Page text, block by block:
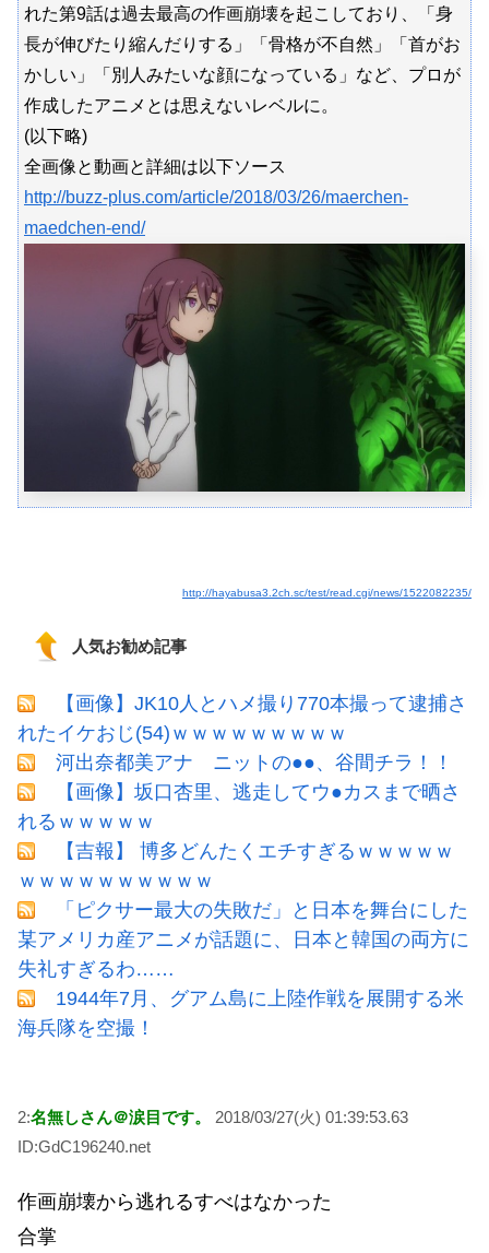
れた第9話は過去最高の作画崩壊を起こしており、「身
長が伸びたり縮んだりする」「骨格が不自然」「首がお
かしい」「別人みたいな顔になっている」など、プロが
作成したアニメとは思えないレベルに。
(以下略)
全画像と動画と詳細は以下ソース
http://buzz-plus.com/article/2018/03/26/maerchen-
maedchen-end/
http://hayabusa3.2ch.sc/test/read.cgi/news/1522082235/
人気お勧め記事
【画像】JK10人とハメ撮り770本撮って逮捕さ
れたイケおじ(54)ｗｗｗｗｗｗｗｗｗ
河出奈都美アナ ニットの●●、谷間チラ！！
【画像】坂口杏里、逃走してウ●カスまで晒さ
れるｗｗｗｗｗ
【吉報】 博多どんたくエチすぎるｗｗｗｗｗ
ｗｗｗｗｗｗｗｗｗｗ
「ピクサー最大の失敗だ」と日本を舞台にした
某アメリカ産アニメが話題に、日本と韓国の両方に
失礼すぎるわ……
1944年7月、グアム島に上陸作戦を展開する米
海兵隊を空撮！
2:名無しさん＠涙目です。
2018/03/27(火) 01:39:53.63
ID:GdC196240.net
作画崩壊から逃れるすべはなかった
合掌